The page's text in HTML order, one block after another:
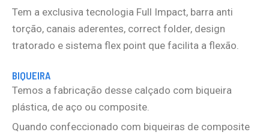
Tem a exclusiva tecnologia Full Impact, barra anti
torção, canais aderentes, correct folder, design
tratorado e sistema flex point que facilita a flexão.
BIQUEIRA
Temos a fabricação desse calçado com biqueira
plástica, de aço ou composite.
Quando confeccionado com biqueiras de composite